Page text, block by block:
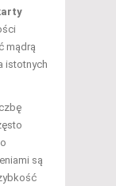
mądrą
istotnych
są